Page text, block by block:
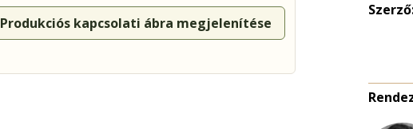
Produkciós kapcsolati ábra megjelenítése